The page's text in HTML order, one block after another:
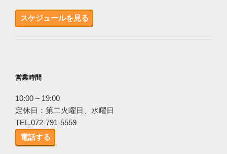
スケジュールを見る
営業時間
10:00 – 19:00
定休日：第二火曜日、水曜日
TEL.072-791-5559
電話する